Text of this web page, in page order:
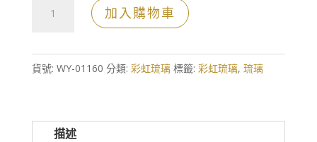
璃
水
加入購物車
貨號: WY-01160 分類: 彩虹琉璃 標籤: 彩虹琉璃, 琉璃
描述